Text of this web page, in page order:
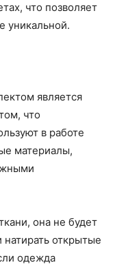
что позволяет
уникальной.
является
что
в работе
материалы,
она не будет
открытые
одежда